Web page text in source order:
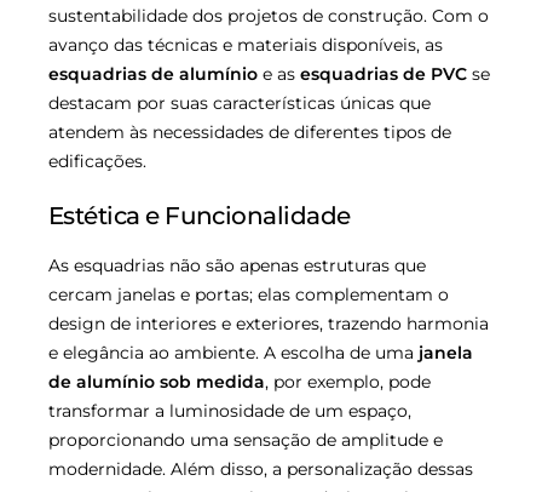
sustentabilidade dos projetos de construção. Com o
avanço das técnicas e materiais disponíveis, as
esquadrias de alumínio e as esquadrias de PVC se
destacam por suas características únicas que
atendem às necessidades de diferentes tipos de
edificações.
Estética e Funcionalidade
As esquadrias não são apenas estruturas que
cercam janelas e portas; elas complementam o
design de interiores e exteriores, trazendo harmonia
e elegância ao ambiente. A escolha de uma janela
de alumínio sob medida, por exemplo, pode
transformar a luminosidade de um espaço,
proporcionando uma sensação de amplitude e
modernidade. Além disso, a personalização dessas